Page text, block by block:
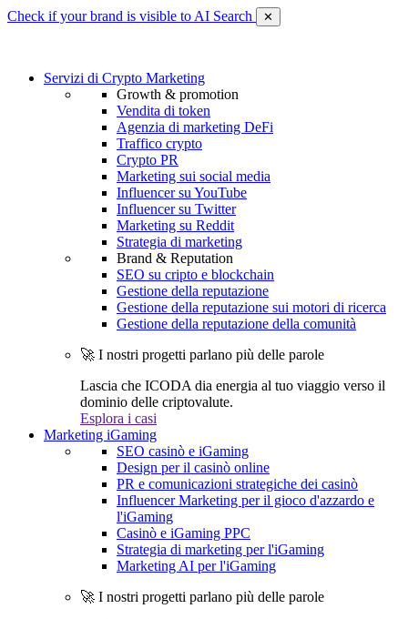
Check if your brand is visible to AI Search ✕
Servizi di Crypto Marketing
Growth & promotion
Vendita di token
Agenzia di marketing DeFi
Traffico crypto
Crypto PR
Marketing sui social media
Influencer su YouTube
Influencer su Twitter
Marketing su Reddit
Strategia di marketing
Brand & Reputation
SEO su cripto e blockchain
Gestione della reputazione
Gestione della reputazione sui motori di ricerca
Gestione della reputazione della comunità
🚀 I nostri progetti parlano più delle parole
Lascia che ICODA dia energia al tuo viaggio verso il
dominio delle criptovalute.
Esplora i casi
Marketing iGaming
SEO casinò e iGaming
Design per il casinò online
PR e comunicazioni strategiche dei casinò
Influencer Marketing per il gioco d'azzardo e
l'iGaming
Casinò e iGaming PPC
Strategia di marketing per l'iGaming
Marketing AI per l'iGaming
🚀 I nostri progetti parlano più delle parole